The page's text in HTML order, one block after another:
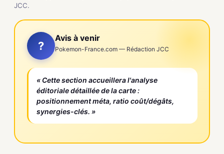
JCC.
?
Avis à venir
Pokemon-France.com — Rédaction JCC
« Cette section accueillera l'analyse
éditoriale détaillée de la carte :
positionnement méta, ratio coût/dégâts,
synergies-clés. »